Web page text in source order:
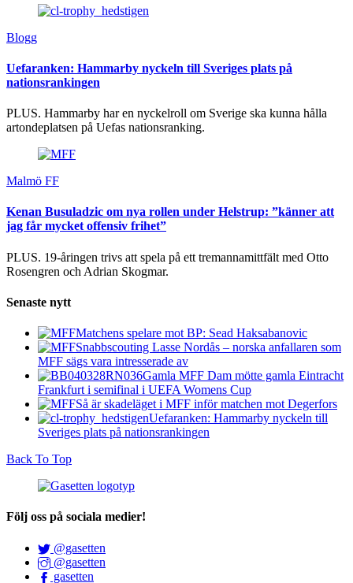
Blogg
Uefaranken: Hammarby nyckeln till Sveriges plats på
nationsrankingen
PLUS. Hammarby har en nyckelroll om Sverige ska kunna hålla
artondeplatsen på Uefas nationsranking.
Malmö FF
Kenan Busuladzic om nya rollen under Helstrup: ”känner att
jag får mycket offensiv frihet”
PLUS. 19-åringen trivs att spela på ett tremannamittfält med Otto
Rosengren och Adrian Skogmar.
Senaste nytt
Matchens spelare mot BP: Sead Haksabanovic
Snabbscouting Lasse Nordås – norska anfallaren som
MFF sägs vara intresserade av
Gamla MFF Dam mötte gamla Eintracht
Frankfurt i semifinal i UEFA Womens Cup
Så är skadeläget i MFF inför matchen mot Degerfors
Uefaranken: Hammarby nyckeln till
Sveriges plats på nationsrankingen
Back To Top
Följ oss på sociala medier!
@gasetten
@gasetten
gasetten